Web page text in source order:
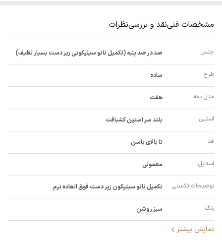
مشخصات فنینقد و بررسینظرات
جنس صد در صد پنبه (تکمیل نانو سیلیکونی زیر دست بسیار لطیف)
طرح ساده
مدل یقه هفت
آستین بلند سر آستین کشبافت
قد تا بالای باسن
استایل معمولی
توضیحات تکمیلی تکمیل نانو سیلیکون زیر دست فوق العاده نرم
رنگ سبز روشن
نمایش بیشتر